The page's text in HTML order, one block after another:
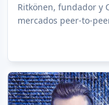
Ritkönen, fundador y
mercados peer-to-